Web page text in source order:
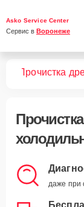
Asko Service Center
Сервис в Воронеже
Прочистка
даже при